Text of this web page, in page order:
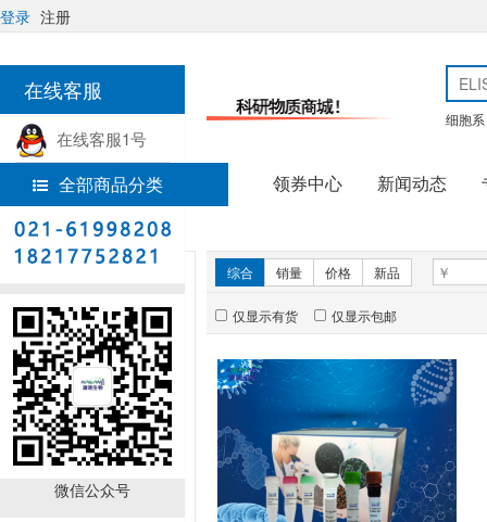
在线客服
在线客服1号
热线电话
微信公众号
登录 注册
细胞系
全部商品分类 领券中心 新闻动态
首页
实验试剂
新品推荐
Bst Ⅱ DNA Polymerase
综合 销量 价格 新品
仅显示有货 仅显示包邮